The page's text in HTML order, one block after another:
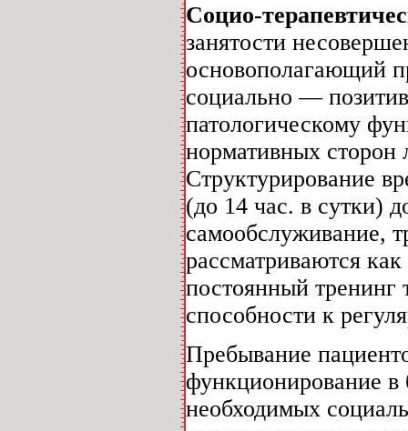
Социо-
занятости
основополагающий
социально —
патологическому
нормативных сторон
Структурирование
(до 14 час. в сутки)
самообслуживание,
рассматриваются
постоянный тренинг
способности к
Пребывание
функционирование в
необходимых